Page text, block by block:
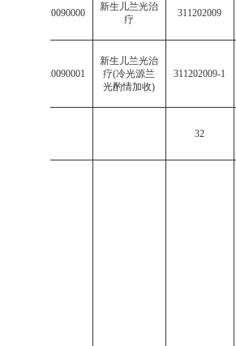
003112020090000
新生儿兰光治
疗
311202009
003112020090001
新生儿兰光治
疗(冷光源兰
光酌情加收)
311202009-1
32